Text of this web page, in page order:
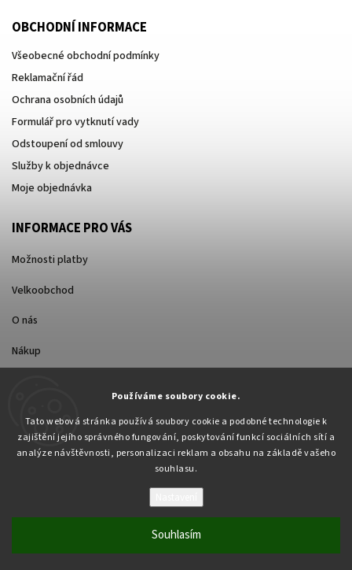
Používáme soubory cookie.
Tato webová stránka používá soubory cookie a podobné technologie k
zajištění jejího správného fungování, poskytování funkcí sociálních sítí a
analýze návštěvnosti, personalizaci reklam a obsahu na základě vašeho
souhlasu.
Souhlasím
OBCHODNÍ INFORMACE
Všeobecné obchodní podmínky
Reklamační řád
Ochrana osobních údajů
Formulář pro vytknutí vady
Odstoupení od smlouvy
Služby k objednávce
Moje objednávka
INFORMACE PRO VÁS
Možnosti platby
Velkoobchod
O nás
Nákup
Copyright 2026Pabex.cz. Všechna práva vyhrazena.
Upravit nastavení cookies